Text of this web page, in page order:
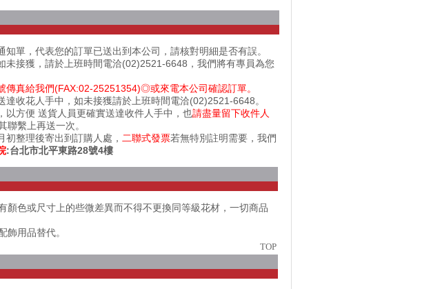
單，代表您的訂單已送出到本公司，請核對明細是否有誤。
接獲，請於上班時間電洽(02)2521-6648，我們將有專員為您
真給我們(FAX:02-25251354)◎或來電本公司確認訂單。
收花人手中，如未接獲請於上班時間電洽(02)2521-6648。
，以方便 送貨人員更確實送達收件人手中，也請盡量留下收件人
聯繫上再送一次。
整理後寄出到訂購人處， 二聯式發票若無特別註明需要，我們
:台北市北平東路28號4樓
色或尺寸上的些微差異而不得不更換同等級花材，一切商品
用品替代。
TOP